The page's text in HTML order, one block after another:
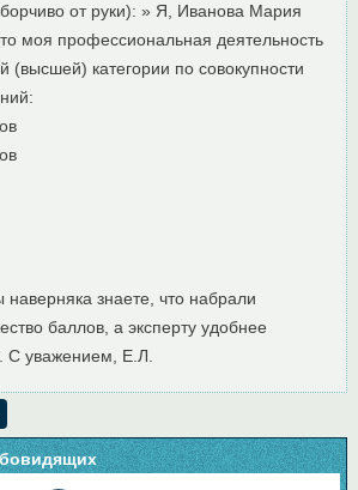
от руки): » Я, Иванова Мария
моя профессиональная деятельность
(высшей) категории по совокупности
знаете, что набрали
баллов, а эксперту удобнее
С уважением, Е.Л.